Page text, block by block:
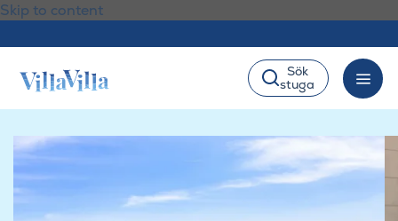
Skip to content
Sök
stuga